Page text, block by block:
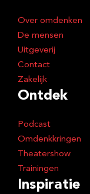
Over omdenken
De mensen
Uitgeverij
Contact
Zakelijk
Ontdek
Podcast
Omdenkkringen
Theatershow
Trainingen
Inspiratie